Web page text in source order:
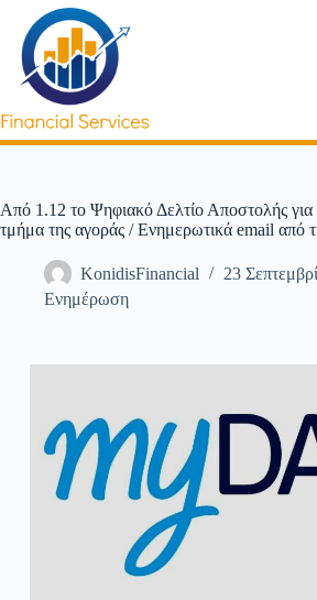
Από 1.12 το Ψηφιακό Δελτίο Αποστολής
τμήμα της αγοράς / Ενημερωτικά email
KonidisFinancial
23
Ενημέρωση